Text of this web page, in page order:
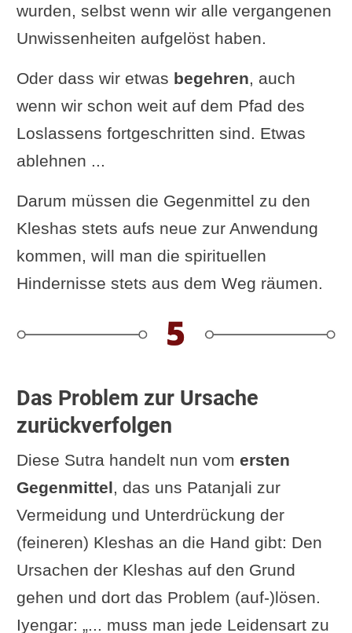
wurden, selbst wenn wir alle vergangenen
Unwissenheiten aufgelöst haben.
Oder dass wir etwas begehren, auch
wenn wir schon weit auf dem Pfad des
Loslassens fortgeschritten sind. Etwas
ablehnen ...
Darum müssen die Gegenmittel zu den
Kleshas stets aufs neue zur Anwendung
kommen, will man die spirituellen
Hindernisse stets aus dem Weg räumen.
Das Problem zur Ursache
zurückverfolgen
Diese Sutra handelt nun vom ersten
Gegenmittel, das uns Patanjali zur
Vermeidung und Unterdrückung der
(feineren) Kleshas an die Hand gibt: Den
Ursachen der Kleshas auf den Grund
gehen und dort das Problem (auf-)lösen.
Iyengar: „... muss man jede Leidensart zu